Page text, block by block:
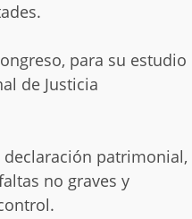
para su estudio
de Justicia
patrimonial,
no graves y